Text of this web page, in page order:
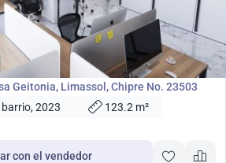
Geitonia, Limassol, Chipre No. 23503
barrio, 2023
123.2 m²
con el vendedor